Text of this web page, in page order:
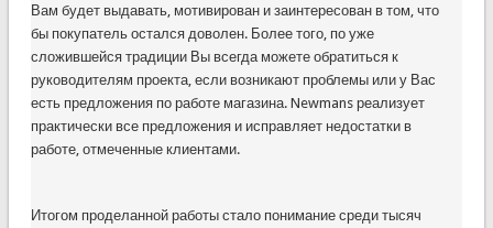
Вам будет выдавать, мотивирован и заинтересован в том, что
бы покупатель остался доволен. Более того, по уже
сложившейся традиции Вы всегда можете обратиться к
руководителям проекта, если возникают проблемы или у Вас
есть предложения по работе магазина. Newmans реализует
практически все предложения и исправляет недостатки в
работе, отмеченные клиентами.
Итогом проделанной работы стало понимание среди тысяч